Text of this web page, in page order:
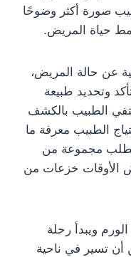
صورة أكثر وضوحًا
حياة المريض.
عن حالة المريض،
وتحديد طبيعة
الطبيب بالكشف
الطبيب معرفة ما
مجموعة من
الأوقات خزعات من
ويبدأ رحلة
أن تسير في ناحية